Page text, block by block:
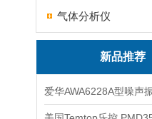
气体分析仪
新品推荐